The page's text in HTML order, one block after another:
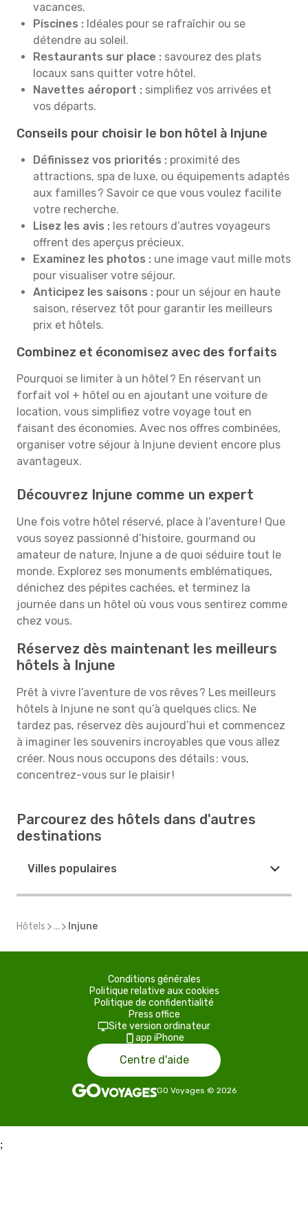
vacances.
Piscines : Idéales pour se rafraîchir ou se
détendre au soleil.
Restaurants sur place : savourez des plats
locaux sans quitter votre hôtel.
Navettes aéroport : simplifiez vos arrivées et
vos départs.
Conseils pour choisir le bon hôtel à Injune
Définissez vos priorités : proximité des
attractions, spa de luxe, ou équipements adaptés
aux familles ? Savoir ce que vous voulez facilite
votre recherche.
Lisez les avis : les retours d’autres voyageurs
offrent des aperçus précieux.
Examinez les photos : une image vaut mille mots
pour visualiser votre séjour.
Anticipez les saisons : pour un séjour en haute
saison, réservez tôt pour garantir les meilleurs
prix et hôtels.
Combinez et économisez avec des forfaits
Pourquoi se limiter à un hôtel ? En réservant un
forfait vol + hôtel ou en ajoutant une voiture de
location, vous simplifiez votre voyage tout en
faisant des économies. Avec nos offres combinées,
organiser votre séjour à Injune devient encore plus
avantageux.
Découvrez Injune comme un expert
Une fois votre hôtel réservé, place à l’aventure ! Que
vous soyez passionné d’histoire, gourmand ou
amateur de nature, Injune a de quoi séduire tout le
monde. Explorez ses monuments emblématiques,
dénichez des pépites cachées, et terminez la
journée dans un hôtel où vous vous sentirez comme
chez vous.
Réservez dès maintenant les meilleurs
hôtels à Injune
Prêt à vivre l’aventure de vos rêves ? Les meilleurs
hôtels à Injune ne sont qu’à quelques clics. Ne
tardez pas, réservez dès aujourd’hui et commencez
à imaginer les souvenirs incroyables que vous allez
créer. Nous nous occupons des détails : vous,
concentrez-vous sur le plaisir !
Parcourez des hôtels dans d'autres
destinations
Villes populaires
Hôtels ... Injune
Conditions générales
Politique relative aux cookies
Politique de confidentialité
Press office
Site version ordinateur
app iPhone
Centre d'aide
GO Voyages © 2026
;